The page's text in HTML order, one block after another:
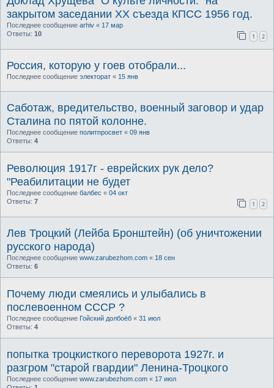
закрытом заседании XX съезда КПСС 1956 год.
Последнее сообщение arhiv « 17 мар
Ответы: 10 1 2
Россия, которую у гоев отобрали...
Последнее сообщение электорат « 15 янв
Саботаж, вредительство, военный заговор и удар
Сталина по пятой колонне.
Последнее сообщение политпросвет « 09 янв
Ответы: 4
Революция 1917г - еврейских рук дело?
"Реабилитации не будет
Последнее сообщение балбес « 04 окт
Ответы: 7 1 2
Лев Троцкий (Лейба Бронштейн) (об уничтожении
русского народа)
Последнее сообщение www.zarubezhom.com « 18 сен
Ответы: 6
Почему люди смеялись и улыбались в
послевоенном СССР ?
Последнее сообщение Гойский долбоёб « 31 июл
Ответы: 4
попытка троцкисткого переворота 1927г. и
разгром "старой гвардии" Ленина-Троцкого
Последнее сообщение www.zarubezhom.com « 17 июл